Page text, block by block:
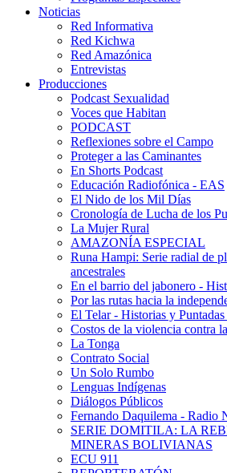
Noticias
Red Informativa
Red Kichwa
Red Amazónica
Entrevistas
Producciones
Podcast Sexualidad
Voces que Habitan
PODCAST
Reflexiones sobre el Campo
Proteger a las Caminantes
En Shorts Podcast
Educación Radiofónica - EAS
El Nido de los Mil Días
Cronología de Lucha de los
La Mujer Rural
AMAZONÍA ESPECIAL
Runa Hampi: Serie radial de
ancestrales
En el barrio del jabonero -
Por las rutas hacia la
El Telar - Historias y
Costos de la violencia contra
La Tonga
Contrato Social
Un Solo Rumbo
Lenguas Indígenas
Diálogos Públicos
Fernando Daquilema - Radio
SERIE DOMITILA: LA
MINERAS BOLIVIANAS
ECU 911